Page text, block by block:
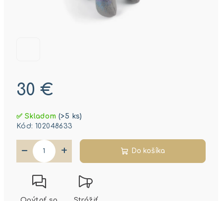
30 €
cena:
✅ Skladom(>5 ks)
Kód: 102048633
+
− Do košíka